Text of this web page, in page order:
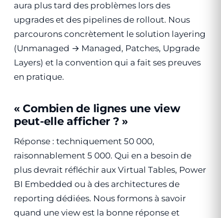
aura plus tard des problèmes lors des
upgrades et des pipelines de rollout. Nous
parcourons concrètement le solution layering
(Unmanaged → Managed, Patches, Upgrade
Layers) et la convention qui a fait ses preuves
en pratique.
« Combien de lignes une view
peut-elle afficher ? »
Réponse : techniquement 50 000,
raisonnablement 5 000. Qui en a besoin de
plus devrait réfléchir aux Virtual Tables, Power
BI Embedded ou à des architectures de
reporting dédiées. Nous formons à savoir
quand une view est la bonne réponse et